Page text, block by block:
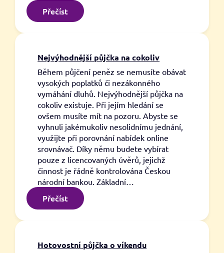
Přečíst:
Vánoční
Nejvýhodnější půjčka na cokoliv
Během půjčení peněz se nemusíte obávat
vysokých poplatků či nezákonného
vymáhání dluhů. Nejvýhodnější půjčka na
cokoliv existuje. Při jejím hledání se
ovšem musíte mít na pozoru. Abyste se
vyhnuli jakémukoliv nesolidnímu jednání,
využijte při porovnání nabídek online
srovnávač. Díky němu budete vybírat
pouze z licencovaných úvěrů, jejichž
činnost je řádně kontrolována Českou
národní bankou. Základní…
Přečíst:
Nejvýhodnější
cokoliv
Hotovostní půjčka o víkendu